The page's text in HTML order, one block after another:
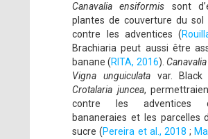
Canavalia ensiformis sont
plantes de couverture du sol
contre les adventices (
Brachiaria peut aussi être
banane (RITA, 2016).
Vigna unguiculatavar. Black
Crotalaria juncea,
contre les adventices
bananeraies et les parcelles
sucre (Pereira et al., 2018 ;